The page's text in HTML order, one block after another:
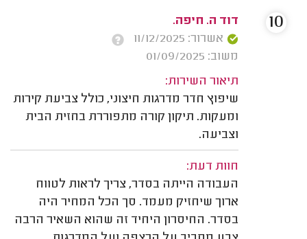
דוד ה. חיפה.
אשרור: 11/12/2025
משוב: 01/09/2025
תיאור השירות:
שיפוץ חדר מדרגות חיצוני, כולל צביעת קירות
ומעקות. תיקון קורה מתפוררת בחזית הבית
וצביעה.
חוות דעת:
העבודה הייתה בסדר, צריך לראות לטווח
ארוך שיחזיק מעמד. סך הכל המחיר היה
בסדר. החיסרון היחיד זה שהוא השאיר הרבה
10